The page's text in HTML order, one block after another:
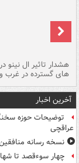
هشدار تاثیر ال نینو
های گسترده در غرب
آخرین اخبار
توضیحات حوزه
عراقچی
نسخه رسانه
چهار سوءقصد تا